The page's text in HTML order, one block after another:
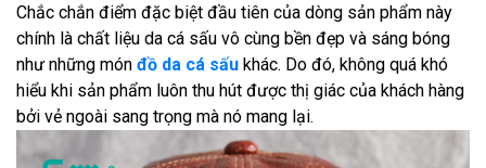
Chắc chắn điểm đặc biệt đầu tiên của dòng sản phẩm này
chính là chất liệu da cá sấu vô cùng bền đẹp và sáng bóng
như những món đồ da cá sấu khác. Do đó, không quá khó
hiểu khi sản phẩm luôn thu hút được thị giác của khách hàng
bởi vẻ ngoài sang trọng mà nó mang lại.